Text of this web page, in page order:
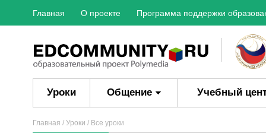
Главная О проекте Программа поддержки
Уроки Общение Учебный
Главная / Уроки / Все уроки